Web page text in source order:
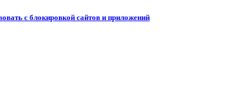
с блокировкой сайтов и приложений